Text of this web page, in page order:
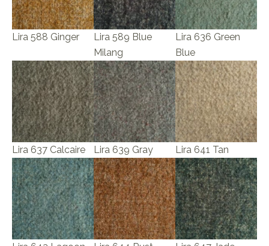
Lira 588 Ginger
Lira 589 Blue
Milang
Lira 636 Green
Blue
Lira 637 Calcaire Lira 639 Gray Lira 641 Tan